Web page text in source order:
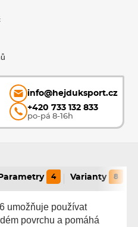
info@hejduksport.cz
+420 733 132 833
po-pá 8-16h
Parametry 4 Varianty 8
umožňuje používat
povrchu a pomáhá